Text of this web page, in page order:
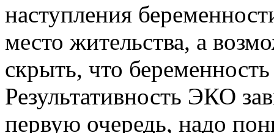
наступления
место жительства, а
скрыть, что
Результативность ЭКО
первую очередь, надо